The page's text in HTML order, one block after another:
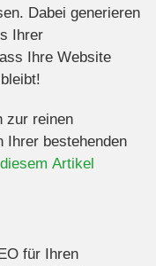
Dabei generieren
Ihrer
Ihre Website
zur reinen
Ihrer bestehenden
Artikel
für Ihren